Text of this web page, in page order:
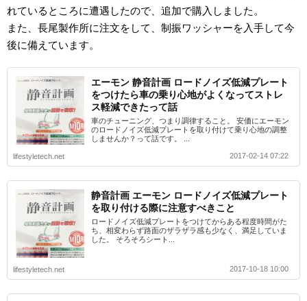
れているところに遭遇したので、追加で購入しました。
また、長尾製作所に注文をして、制振ワッシャーを入手して今
後に備えています。
エーモン 静音計画 ロードノイズ低減プレート
をつけたら車の乗り心地がよくなってストレ
ス軽減できたって話
車のチューニング、つまり調律すること。 安価にエーモン
のロードノイズ低減プレートを取り付けて乗り心地の調整
しませんか？って話です。 ...
lifestyletech.net 2017-02-14 07:22
静音計画 エーモン ロードノイズ低減プレート
を取り付ける際に注意すべきこと
ロードノイズ低減プレートをつけてからある程度時間がた
ち、相変わらず路面のザラザラ感も少なく、満足していま
した。 そろそろシート...
lifestyletech.net 2017-10-18 10:00